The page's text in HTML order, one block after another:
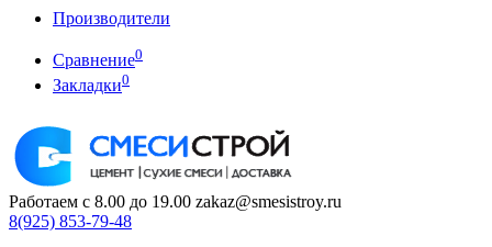
Производители
Сравнение0
Закладки0
Работаем с 8.00 до 19.00 zakaz@smesistroy.ru
8(925) 853-79-48